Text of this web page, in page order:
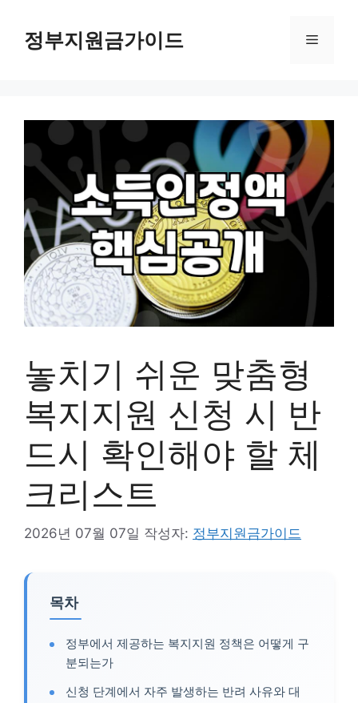
정부지원금가이드 메
놓치기 쉬운 맞춤형
복지지원 신청 시 반
드시 확인해야 할 체
크리스트
2026년 07월 07일 작성자: 정부지원금가이드
목차
정부에서 제공하는 복지지원 정책은 어떻게 구
분되는가
신청 단계에서 자주 발생하는 반려 사유와 대